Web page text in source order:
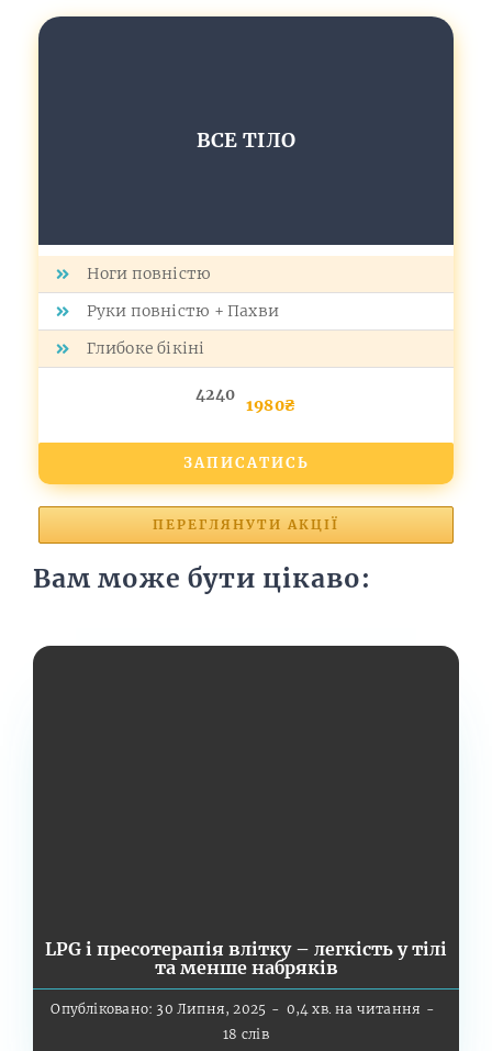
ВСЕ ТІЛО
Ноги повністю
Руки повністю + Пахви
Глибоке бікіні
4240
1980₴
ЗАПИСАТИСЬ
ПЕРЕГЛЯНУТИ АКЦІЇ
Вам може бути цікаво:
LPG і пресотерапія влітку – легкість у тілі
та менше набряків
Опубліковано: 30 Липня, 2025 - 0,4 хв. на читання -
18 слів